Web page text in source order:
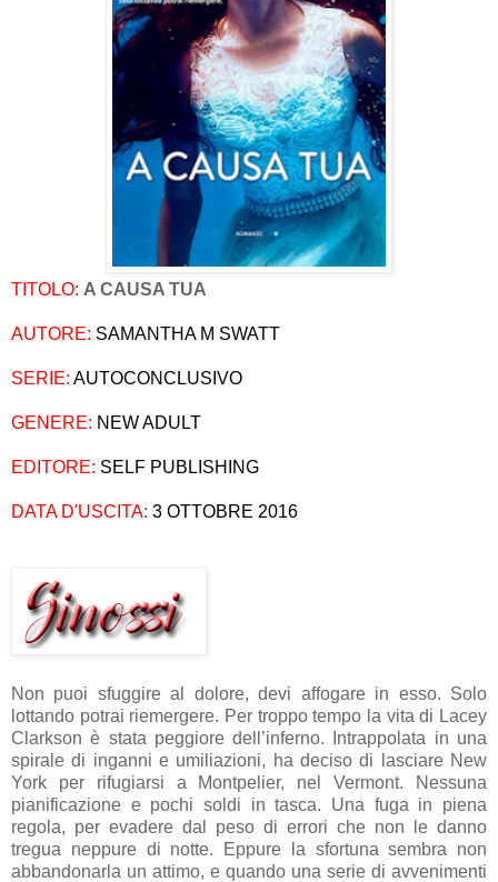
TITOLO: A CAUSA TUA
AUTORE: SAMANTHA M SWATT
SERIE: AUTOCONCLUSIVO
GENERE: NEW ADULT
EDITORE: SELF PUBLISHING
DATA D'USCITA: 3 OTTOBRE 2016
Non puoi sfuggire al dolore, devi affogare in esso. Solo
lottando potrai riemergere. Per troppo tempo la vita di Lacey
Clarkson è stata peggiore dell’inferno. Intrappolata in una
spirale di inganni e umiliazioni, ha deciso di lasciare New
York per rifugiarsi a Montpelier, nel Vermont. Nessuna
pianificazione e pochi soldi in tasca. Una fuga in piena
regola, per evadere dal peso di errori che non le danno
tregua neppure di notte. Eppure la sfortuna sembra non
abbandonarla un attimo, e quando una serie di avvenimenti